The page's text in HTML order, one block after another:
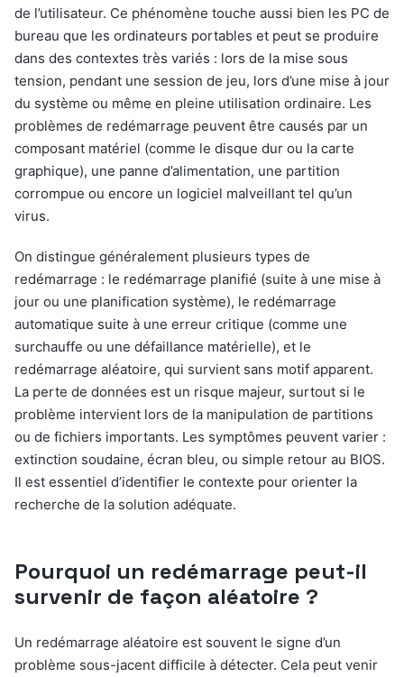
de l’utilisateur. Ce phénomène touche aussi bien les PC de
bureau que les ordinateurs portables et peut se produire
dans des contextes très variés : lors de la mise sous
tension, pendant une session de jeu, lors d’une mise à jour
du système ou même en pleine utilisation ordinaire. Les
problèmes de redémarrage peuvent être causés par un
composant matériel (comme le disque dur ou la carte
graphique), une panne d’alimentation, une partition
corrompue ou encore un logiciel malveillant tel qu’un
virus.
On distingue généralement plusieurs types de
redémarrage : le redémarrage planifié (suite à une mise à
jour ou une planification système), le redémarrage
automatique suite à une erreur critique (comme une
surchauffe ou une défaillance matérielle), et le
redémarrage aléatoire, qui survient sans motif apparent.
La perte de données est un risque majeur, surtout si le
problème intervient lors de la manipulation de partitions
ou de fichiers importants. Les symptômes peuvent varier :
extinction soudaine, écran bleu, ou simple retour au BIOS.
Il est essentiel d’identifier le contexte pour orienter la
recherche de la solution adéquate.
Pourquoi un redémarrage peut-il
survenir de façon aléatoire ?
Un redémarrage aléatoire est souvent le signe d’un
problème sous-jacent difficile à détecter. Cela peut venir